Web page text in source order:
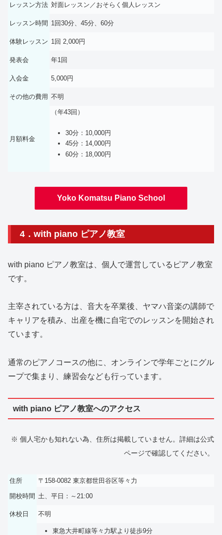
レッスン方法 対面レッスン／おそらく個人レッスン
レッスン時間 1回30分、45分、60分
体験レッスン 1回 2,000円
発表会 年1回
入会金 5,000円
その他の費用 不明
月額料金
（年43回）
30分：10,000円
45分：14,000円
60分：18,000円
Yoko Komatsu Piano School
4．with piano ピアノ教室
with piano ピアノ教室は、個人で運営しているピアノ教室
です。
主宰されている方は、音大を卒業後、ヤマハ音楽の講師で
キャリアを積み、出産を機に自宅でのレッスンを開始され
ています。
通常のピアノコースの他に、オンラインで学年ごとにグル
ープで集まり、練習会なども行っています。
with piano ピアノ教室へのアクセス
※ 個人宅かも知れない為、住所は掲載していません。詳細は公式
ページで確認してください。
住所 〒158-0082 東京都世田谷区等々力
開校時間 土、平日：～21:00
休校日 不明
東急大井町線等々力駅より徒歩9分